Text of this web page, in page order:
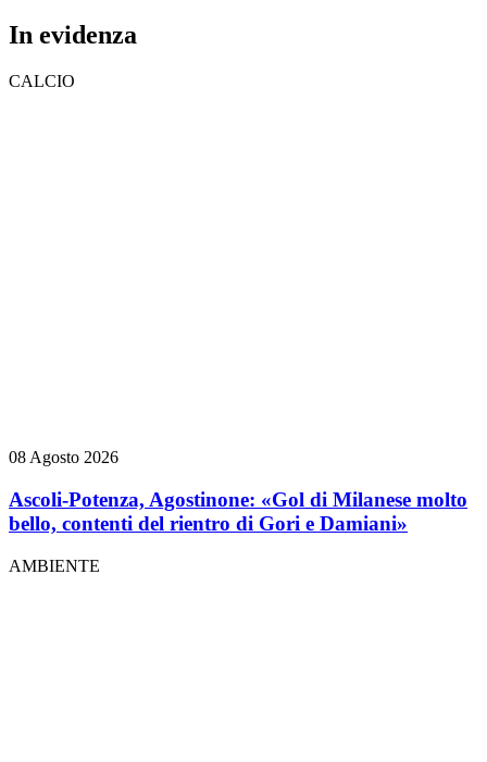
In evidenza
CALCIO
08 Agosto 2026
Ascoli-Potenza, Agostinone: «Gol di Milanese molto
bello, contenti del rientro di Gori e Damiani»
AMBIENTE